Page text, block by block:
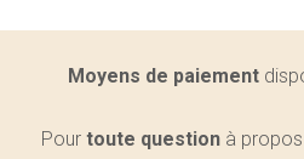
Moyens de paiement
Pour toute question à